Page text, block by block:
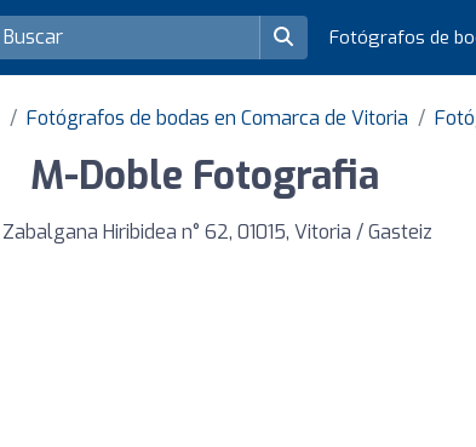
Fotógrafos de
Fotógrafos de bodas en Comarca de Vitoria
M-Doble Fotografia
Zabalgana Hiribidea n° 62, 01015, Vitoria / Gasteiz